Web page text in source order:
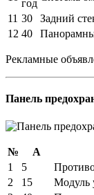
год
11 30
Задний
12 40
Рекламные
Панель
№ А
1
5
2
15
Модуль